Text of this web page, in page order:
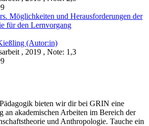
Möglichkeiten und Herausforderungen der
für den Lernvorgang
(Autor:in)
, 2019 , Note: 1,3
bieten wir dir bei GRIN eine
an akademischen Arbeiten im Bereich der
und Anthropologie. Tauche ein